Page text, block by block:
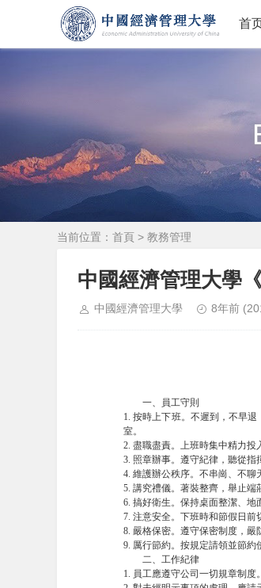
首
当前位置： 首頁 > 教務管理
中國經濟管理大學
中國經濟管理大學 8年前
一、員工守則
1. 按時上下班。不遲到，不早
室。
2. 盡職盡責。上班時集中精力投
3. 照章辦事。遵守紀律，聽從指
4. 維護辦公秩序。不串崗、不聊
5. 講究禮儀。著裝整齊，舉止端
6. 搞好衛生。保持桌面整潔、地
7. 注意安全。下班時和節假日前
8. 嚴格保密。遵守保密制度，嚴
9. 厲行節約。按規定請領並節約
二、工作紀律
1. 員工應遵守公司一切規章制度。